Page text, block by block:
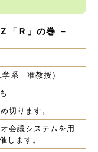
「Ｒ」の巻 －
学系 准教授）
切ります。
会議システムを用
します。